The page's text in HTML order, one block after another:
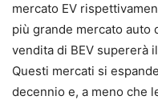
mercato EV
più grande mercato auto
vendita di BEV supererà
Questi mercati si
decennio e, a meno che